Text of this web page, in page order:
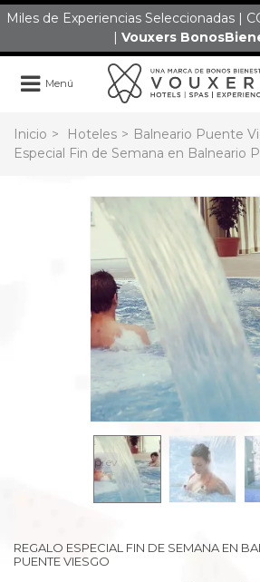
Miles de Experiencias Seleccionadas |
| Vouxers
Menú
Inicio > Hoteles > Balneario Puente
Especial Fin de Semana en Balneario
prev
REGALO ESPECIAL FIN DE SEMANA EN
PUENTE VIESGO